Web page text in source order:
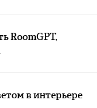
RoomGPT,
в интерьере